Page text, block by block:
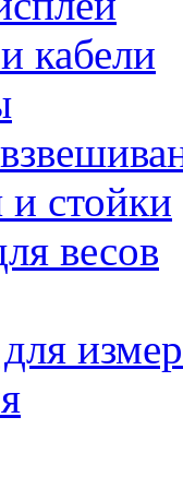
кабели
стойки
весов